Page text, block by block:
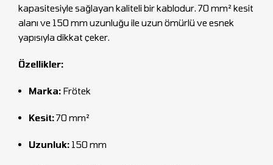
kapasitesiyle sağlayan kaliteli bir kablodur. 70 mm² kesit
alanı ve 150 mm uzunluğu ile uzun ömürlü ve esnek
yapısıyla dikkat çeker.
Özellikler:
Marka: Frötek
Kesit:70 mm²
Uzunluk: 150 mm